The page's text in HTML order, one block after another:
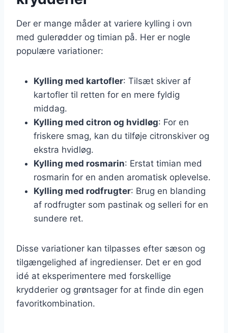
Der er mange måder at variere kylling i ovn
med gulerødder og timian på. Her er nogle
populære variationer:
Kylling med kartofler: Tilsæt skiver af
kartofler til retten for en mere fyldig
middag.
Kylling med citron og hvidløg: For en
friskere smag, kan du tilføje citronskiver og
ekstra hvidløg.
Kylling med rosmarin: Erstat timian med
rosmarin for en anden aromatisk oplevelse.
Kylling med rodfrugter: Brug en blanding
af rodfrugter som pastinak og selleri for en
sundere ret.
Disse variationer kan tilpasses efter sæson og
tilgængelighed af ingredienser. Det er en god
idé at eksperimentere med forskellige
krydderier og grøntsager for at finde din egen
favoritkombination.